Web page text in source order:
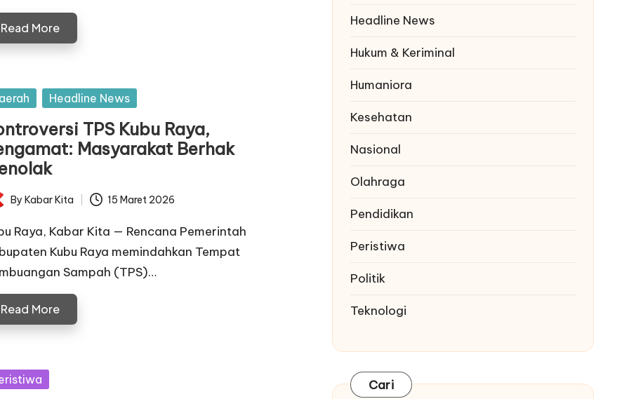
Read More
Headline News
TPS Kubu Raya,
Masyarakat Berhak
By Kabar Kita 15 Maret 2026
Raya, Kabar Kita — Rencana Pemerintah
Kubu Raya memindahkan Tempat
Sampah (TPS)…
Read More
Headline News
Hukum & Keriminal
Humaniora
Kesehatan
Nasional
Olahraga
Pendidikan
Peristiwa
Politik
Teknologi
Cari